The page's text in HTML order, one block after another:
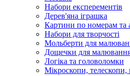
Набори експерементів
Дерев'яна іграшка
Картини по номерам та
Набори для творчості
Мольберти для
Дощечки для
Логіка та головоломки
Мікроскопи, телескопи,